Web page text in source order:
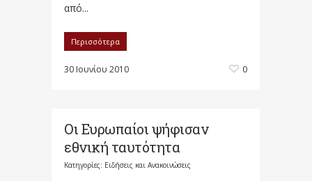
από...
Περισσότερα
30 Ιουνίου 2010 0
Οι Ευρωπαίοι ψήφισαν
εθνική ταυτότητα
Κατηγορίες: Ειδήσεις και Ανακοινώσεις